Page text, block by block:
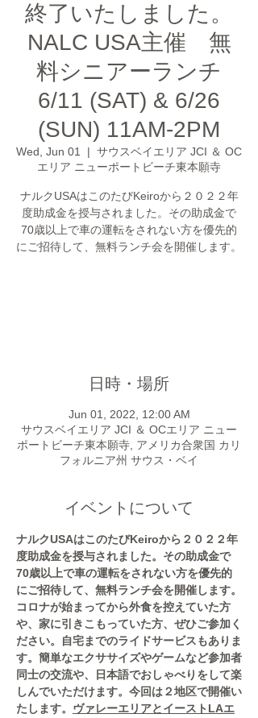
終了いたしました。
NALC USA主催 無
料シニアーランチ
6/11 (SAT) & 6/26
(SUN) 11AM-2PM
Wed, Jun 01
  |
サウスベイエリア JCI ＆ OC
エリア ニューポートビーチ東本願寺
ナルクUSAはこのたびKeiroから２０２２年
度助成金を授与されました。その助成金で
70歳以上で車の運転をされない方を優先的
にご招待して、無料ランチ会を開催します。
日時・場所
Jun 01, 2022, 12:00 AM
サウスベイエリア JCI ＆ OCエリア ニュー
ポートビーチ東本願寺, アメリカ合衆国 カリ
フォルニア州 サウス・ベイ
イベントについて
ナルクUSAはこのたびKeiroから２０２２年
度助成金を授与されました。その助成金で
70歳以上で車の運転をされない方を優先的
にご招待して、無料ランチ会を開催します。
コロナが始まってから外食を控えていた方
や、家に引きこもっていた方、ぜひご参加く
ださい。自宅までのライドサービスもありま
す。簡単なエクササイズやゲームなど参加者
同士の交流や、日本語でおしゃべりをして楽
しんでいただけます。今回は２地区で開催い
たします。 ヴァレーエリアとイーストLAエ